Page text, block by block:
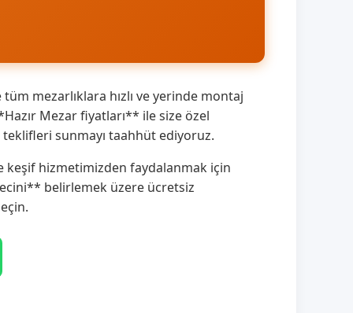
mezarlıklara hızlı ve yerinde montaj
Mezar fiyatları** ile size özel
sunmayı taahhüt ediyoruz.
keşif hizmetimizden faydalanmak için
belirlemek üzere ücretsiz